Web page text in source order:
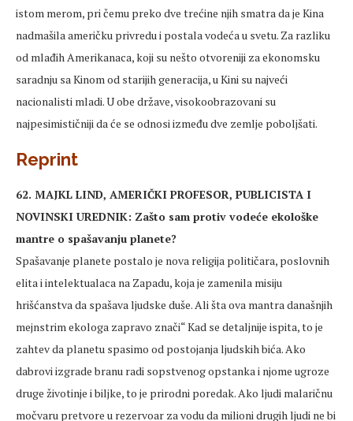
istom merom, pri čemu preko dve trećine njih smatra da je Kina
nadmašila američku privredu i postala vodeća u svetu. Za razliku
od mlađih Amerikanaca, koji su nešto otvoreniji za ekonomsku
saradnju sa Kinom od starijih generacija, u Kini su najveći
nacionalisti mladi. U obe države, visokoobrazovani su
najpesimističniji da će se odnosi između dve zemlje poboljšati.
Reprint
62. MAJKL LIND, AMERIČKI PROFESOR, PUBLICISTA I
NOVINSKI UREDNIK: Zašto sam protiv vodeće ekološke
mantre o spašavanju planete?
Spašavanje planete postalo je nova religija političara, poslovnih
elita i intelektualaca na Zapadu, koja je zamenila misiju
hrišćanstva da spašava ljudske duše. Ali šta ova mantra današnjih
mejnstrim ekologa zapravo znači“ Kad se detaljnije ispita, to je
zahtev da planetu spasimo od postojanja ljudskih bića. Ako
dabrovi izgrade branu radi sopstvenog opstanka i njome ugroze
druge životinje i biljke, to je prirodni poredak. Ako ljudi malaričnu
močvaru pretvore u rezervoar za vodu da milioni drugih ljudi ne bi